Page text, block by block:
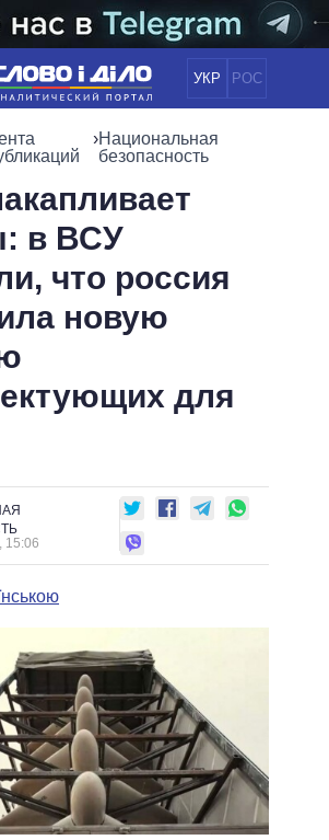
УКР РОС
НОВОСТИ
ОБЩЕСТВО
МИР
ПОЛИТИКИ
И ОФИС
РАДА
МИНИСТРОВ
ИНФОГРАФИКА
ВИДЕО
ПОЛИТИКОВ
›Национальная
безопасность
в ВСУ
что россия
новую
для
15:06